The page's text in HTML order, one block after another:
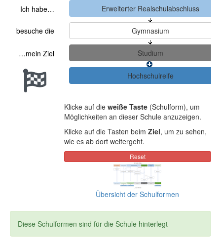
Ich habe…
besuche die
…mein Ziel
Klicke auf die weiße Taste(Schulform), um
Möglichkeiten an dieser Schule anzuzeigen.
Klicke auf die Tasten beim Ziel, um zu sehen,
wie es ab dort weitergeht.
Übersicht der Schulformen
Diese Schulformen sind für die Schule hinterlegt